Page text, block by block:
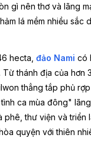
gì nên thơ và lãng
lá mềm nhiều sắc
hecta, đảo Nami có
Từ thánh địa của hơn
thẳng tắp phủ
ca mùa đông"
phê, thư viện và triển
quyện với thiên